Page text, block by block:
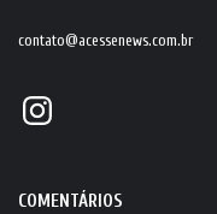
contato@acessenews.com.br
Instagram
COMENTÁRIOS